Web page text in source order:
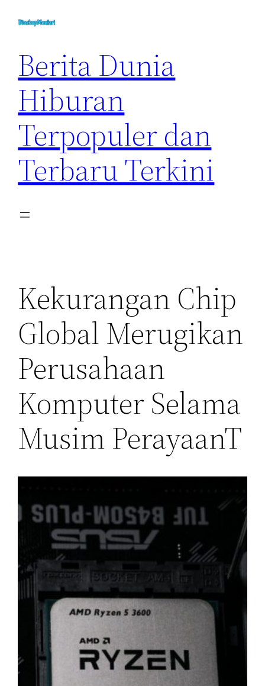
Berita Dunia
Hiburan
Terpopuler dan
Terbaru Terkini
Kekurangan Chip
Global Merugikan
Perusahaan
Komputer Selama
Musim PerayaanT